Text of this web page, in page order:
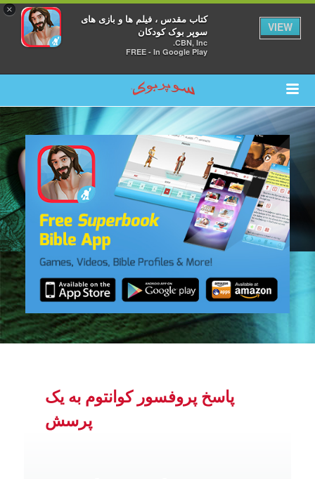
×
کتاب مقدس ، فیلم ها و بازی های
سوپر بوک کودکان
CBN, Inc.
FREE - In Google Play
VIEW
پاسخ پروفسور کوانتوم به یک
پرسش